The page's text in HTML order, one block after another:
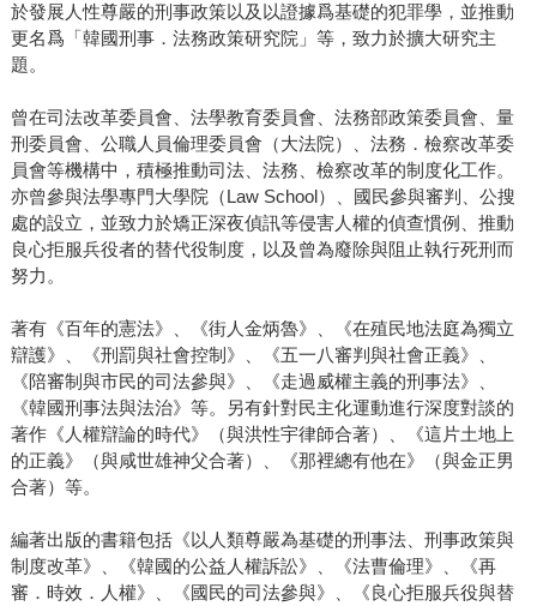
於發展人性尊嚴的刑事政策以及以證據爲基礎的犯罪學，並推動
更名爲「韓國刑事．法務政策研究院」等，致力於擴大研究主
題。
曾在司法改革委員會、法學教育委員會、法務部政策委員會、量
刑委員會、公職人員倫理委員會（大法院）、法務．檢察改革委
員會等機構中，積極推動司法、法務、檢察改革的制度化工作。
亦曾參與法學專門大學院（Law School）、國民參與審判、公搜
處的設立，並致力於矯正深夜偵訊等侵害人權的偵查慣例、推動
良心拒服兵役者的替代役制度，以及曾為廢除與阻止執行死刑而
努力。
著有《百年的憲法》、《街人金炳魯》、《在殖民地法庭為獨立
辯護》、《刑罰與社會控制》、《五一八審判與社會正義》、
《陪審制與市民的司法參與》、《走過威權主義的刑事法》、
《韓國刑事法與法治》等。另有針對民主化運動進行深度對談的
著作《人權辯論的時代》（與洪性宇律師合著）、《這片土地上
的正義》（與咸世雄神父合著）、《那裡總有他在》（與金正男
合著）等。
編著出版的書籍包括《以人類尊嚴為基礎的刑事法、刑事政策與
制度改革》、《韓國的公益人權訴訟》、《法曹倫理》、《再
審．時效．人權》、《國民的司法參與》、《良心拒服兵役與替